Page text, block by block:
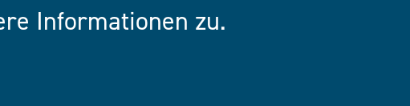
Informationen zu.